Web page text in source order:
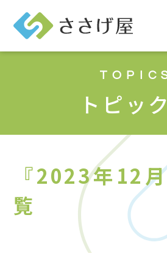
トピッ
『2023年12
覧